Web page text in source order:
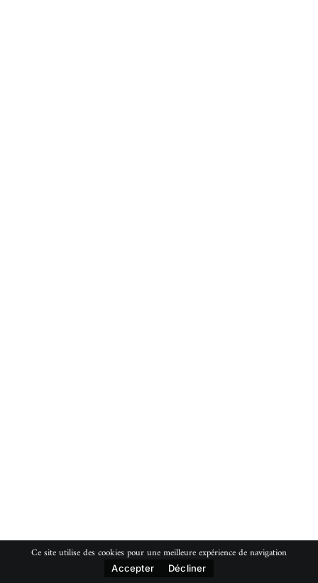
Ce site utilise des cookies pour une meilleure expérience de navigation
Accepter Décliner